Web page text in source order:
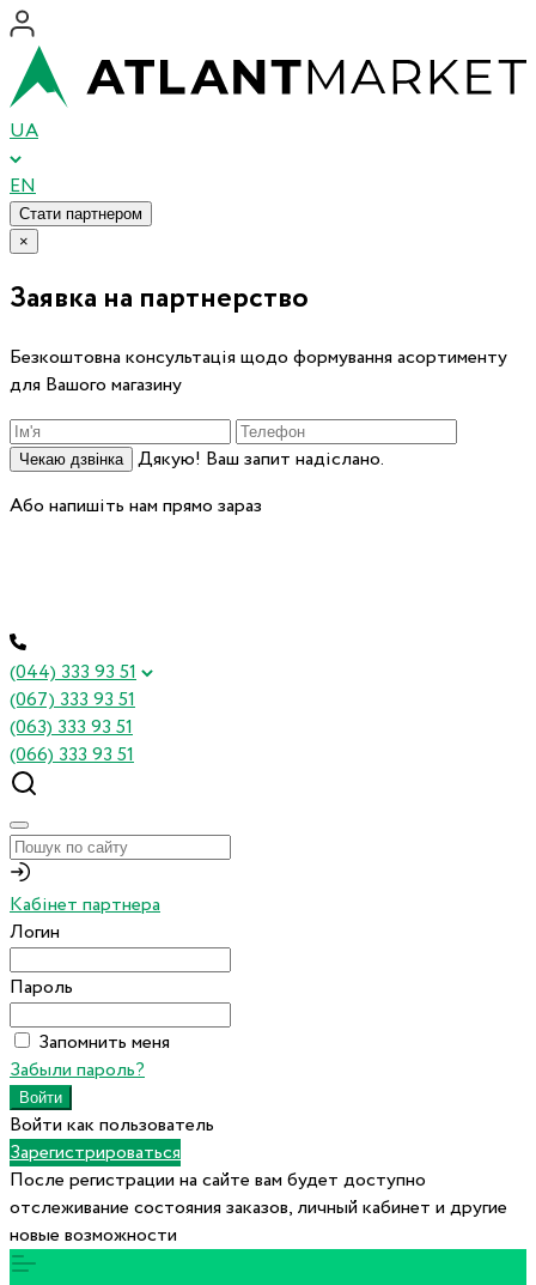
UA
EN
Стати партнером
×
Заявка на партнерство
Безкоштовна консультація щодо формування асортименту
для Вашого магазину
Чекаю дзвінка
Дякую! Ваш запит надіслано.
Або напишіть нам прямо зараз
(044) 333 93 51
(067) 333 93 51
(063) 333 93 51
(066) 333 93 51
Кабінет партнера
Логин
Пароль
Запомнить меня
Забыли пароль?
Войти как пользователь
Зарегистрироваться
После регистрации на сайте вам будет доступно
отслеживание состояния заказов, личный кабинет и другие
новые возможности